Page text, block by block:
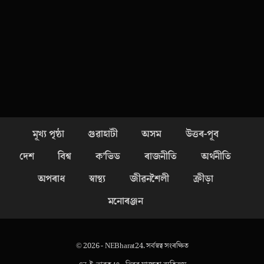
মূখ্য পৃষ্ঠা গুৱাহাটী অসম
উত্তৰ-পূব
দেশ
বিশ্ব ক’ভিড ৰাজনীতি
অৰ্থনীতি
অপৰাধ
স্বাস্থ্য জীৱনশৈলী
ক্ৰীড়া
মনোৰঞ্জন
© 2026 - NEBharat24. সৰ্বস্বত্ব সংৰক্ষিত